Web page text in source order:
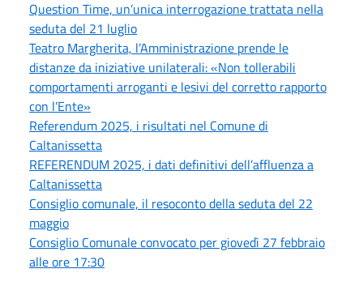
Question Time, un’unica interrogazione trattata nella
seduta del 21 luglio
Teatro Margherita, l’Amministrazione prende le
distanze da iniziative unilaterali: «Non tollerabili
comportamenti arroganti e lesivi del corretto rapporto
con l’Ente»
Referendum 2025, i risultati nel Comune di
Caltanissetta
REFERENDUM 2025, i dati definitivi dell’affluenza a
Caltanissetta
Consiglio comunale, il resoconto della seduta del 22
maggio
Consiglio Comunale convocato per giovedì 27 febbraio
alle ore 17:30